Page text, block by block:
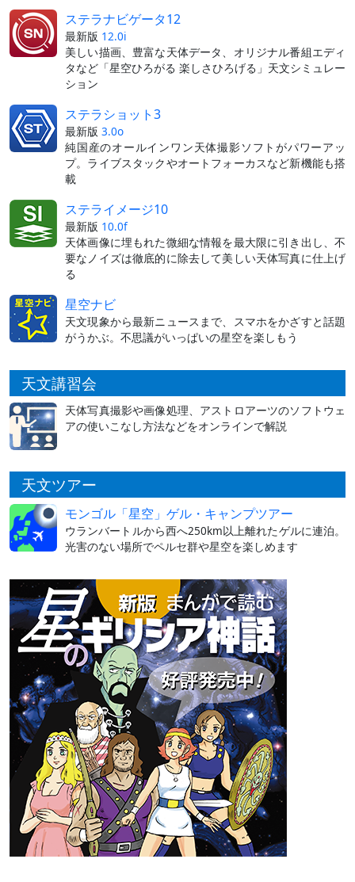
ステラナビゲータ12
最新版 12.0i
美しい描画、豊富な天体データ、オリジナル番組エディ
タなど「星空ひろがる 楽しさひろげる」天文シミュレー
ション
ステラショット3
最新版 3.0o
純国産のオールインワン天体撮影ソフトがパワーアッ
プ。ライブスタックやオートフォーカスなど新機能も搭
載
ステライメージ10
最新版 10.0f
天体画像に埋もれた微細な情報を最大限に引き出し、不
要なノイズは徹底的に除去して美しい天体写真に仕上げ
る
星空ナビ
天文現象から最新ニュースまで、スマホをかざすと話題
がうかぶ。不思議がいっぱいの星空を楽しもう
天文講習会
天体写真撮影や画像処理、アストロアーツのソフトウェ
アの使いこなし方法などをオンラインで解説
天文ツアー
モンゴル「星空」ゲル・キャンプツアー
ウランバートルから西へ250km以上離れたゲルに連泊。
光害のない場所でペルセ群や星空を楽しめます